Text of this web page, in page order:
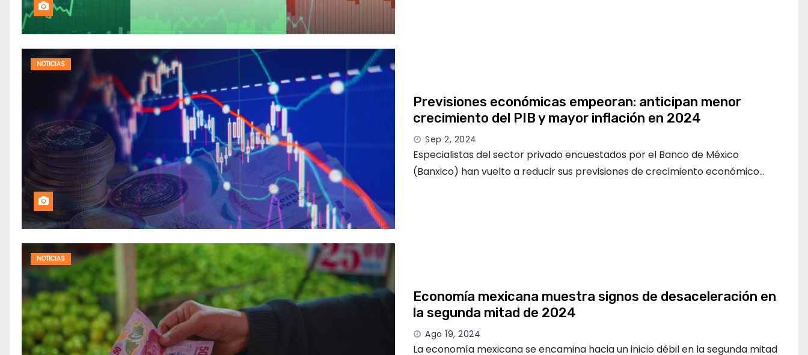
NOTICIAS
Previsiones económicas empeoran: anticipan menor
crecimiento del PIB y mayor inflación en 2024
Sep 2, 2024
Especialistas del sector privado encuestados por el Banco de México
(Banxico) han vuelto a reducir sus previsiones de crecimiento económico…
NOTICIAS
Economía mexicana muestra signos de desaceleración en
la segunda mitad de 2024
Ago 19, 2024
La economía mexicana se encamina hacia un inicio débil en la segunda mitad